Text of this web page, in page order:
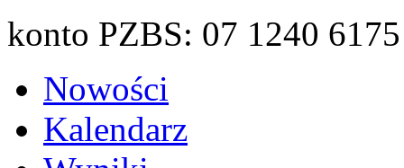
konto PZBS: 07 1240
Nowości
Kalendarz